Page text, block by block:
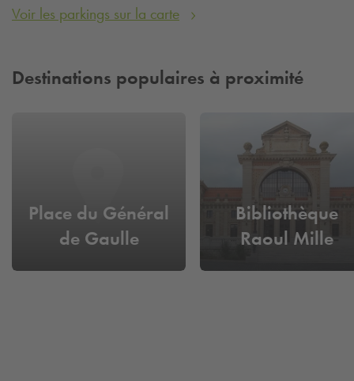
Voir les parkings sur la carte
Destinations populaires à proximité
Place du Général
de Gaulle
Bibliothèque
Raoul Mille